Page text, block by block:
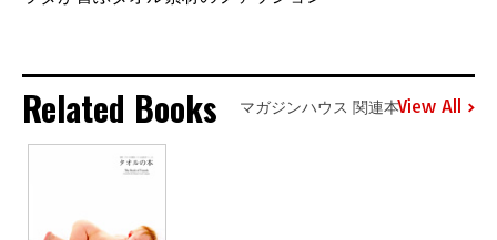
Related Books マガジンハウス 関連本View All